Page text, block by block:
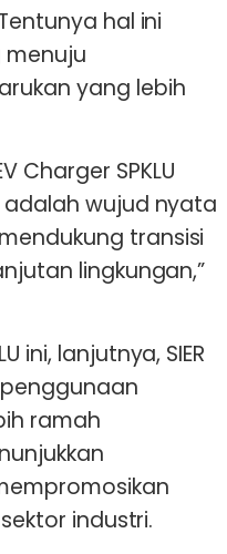
hal ini
yang lebih
Charger SPKLU
adalah wujud nyata
transisi
lingkungan,”
ini, lanjutnya, SIER
ramah
industri.